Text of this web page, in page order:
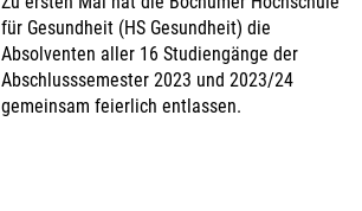
für Gesundheit (HS Gesundheit) die
Absolventen aller 16 Studiengänge der
Abschlusssemester 2023 und 2023/24
gemeinsam feierlich entlassen.